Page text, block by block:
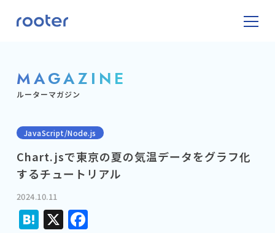
MAGAZINE
ルーターマガジン
JavaScript/Node.js
Chart.jsで東京の夏の気温データをグラフ化
するチュートリアル
2024.10.11
Hatena
X Facebook